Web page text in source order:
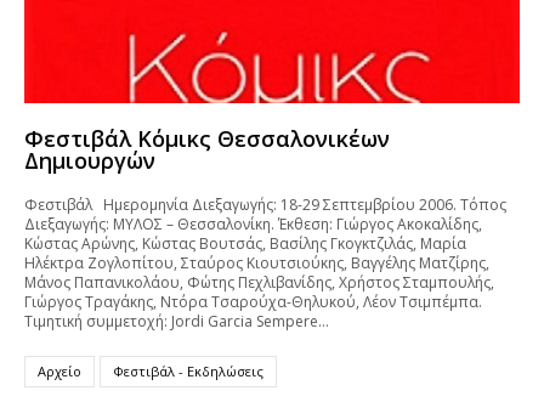
Φεστιβάλ Κόμικς Θεσσαλονικέων
Δημιουργών
Φεστιβάλ Ημερομηνία Διεξαγωγής: 18-29 Σεπτεμβρίου 2006. Τόπος
Διεξαγωγής: ΜΥΛΟΣ – Θεσσαλονίκη. Έκθεση: Γιώργος Ακοκαλίδης,
Κώστας Αρώνης, Κώστας Βουτσάς, Βασίλης Γκογκτζιλάς, Μαρία
Ηλέκτρα Ζογλοπίτου, Σταύρος Κιουτσιούκης, Βαγγέλης Ματζίρης,
Μάνος Παπανικολάου, Φώτης Πεχλιβανίδης, Χρήστος Σταμπουλής,
Γιώργος Τραγάκης, Ντόρα Τσαρούχα-Θηλυκού, Λέον Τσιμπέμπα.
Τιμητική συμμετοχή: Jordi Garcia Sempere…
Αρχείο Φεστιβάλ - Εκδηλώσεις